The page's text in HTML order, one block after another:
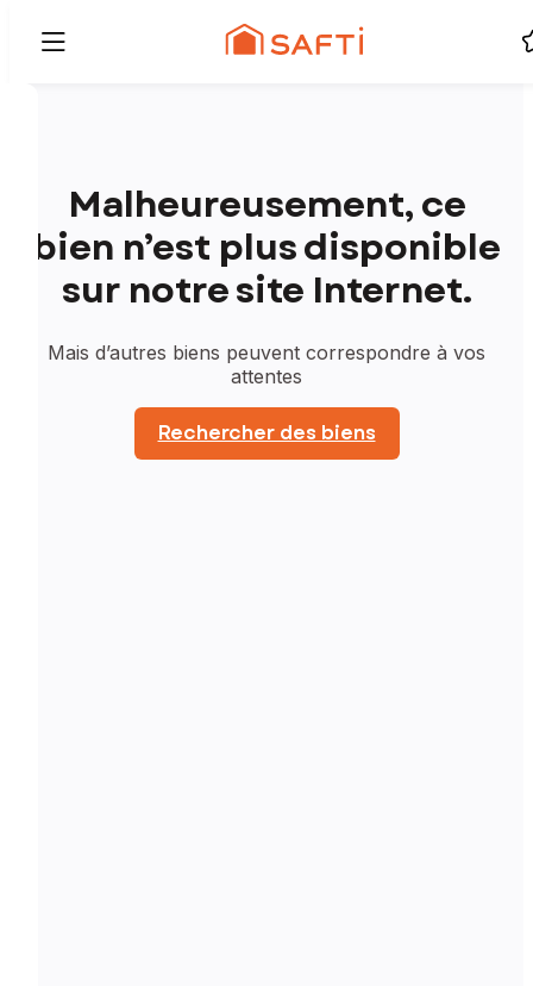
Malheureusement, ce
bien n’est plus disponible
sur notre site Internet.
Mais d’autres biens peuvent correspondre à vos
attentes
Rechercher des biens